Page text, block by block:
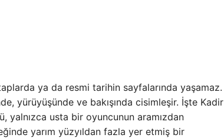
ya da resmi tarihin sayfalarında yaşamaz.
yürüyüşünde ve bakışında cisimleşir. İşte Kadir
yalnızca usta bir oyuncunun aramızdan
yarım yüzyıldan fazla yer etmiş bir